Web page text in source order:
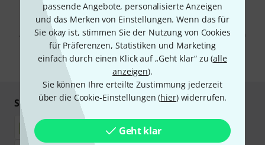
passende Angebote, personalisierte Anzeigen
und das Merken von Einstellungen. Wenn das für
Sie okay ist, stimmen Sie der Nutzung von Cookies
für Präferenzen, Statistiken und Marketing
einfach durch einen Klick auf „Geht klar“ zu (alle
anzeigen).
Sie können Ihre erteilte Zustimmung jederzeit
über die Cookie-Einstellungen (hier) widerrufen.
Geht klar
Mit Klick auf „Jetzt anmelden“ stimmen Sie dem Erhalt von E-Mail-
Werbung und einer Messung des E-Mail-Nutzungsverhaltens zu. Die
Abmeldung ist jederzeit möglich. Weitere Informationen finden Sie in
unserenDatenschutzhinweisen.
* Pflichtfeld
Sicher einkaufen & bezahlen